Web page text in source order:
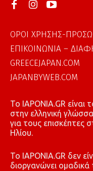
ΟΡΟΙ ΧΡΗΣΗΣ-
ΕΠΙΚΟΙΝΩΝΙΑ –
GREECEJAPAN.COM
JAPANBYWEB.COM
To IAPONIA.GR είναι
στην ελληνική
για τους
Ηλίου.
To IAPONIA.GR δεν
διοργανώνει ομαδικά